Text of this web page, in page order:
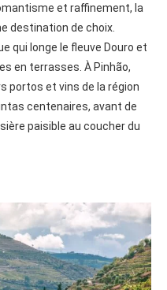
et raffinement, la
destination de choix.
qui longe le fleuve Douro et
en terrasses. À Pinhão,
portos et vins de la région
centenaires, avant de
paisible au coucher du